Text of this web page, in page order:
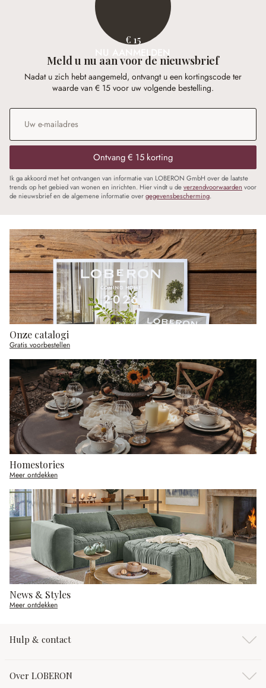
€ 15
NU AANMELDEN
Meld u nu aan voor de nieuwsbrief
Nadat u zich hebt aangemeld, ontvangt u een kortingscode ter
waarde van € 15 voor uw volgende bestelling.
E-mailadres
Ontvang € 15 korting
Ik ga akkoord met het ontvangen van informatie van LOBERON GmbH over de laatste
trends op het gebied van wonen en inrichten. Hier vindt u deverzendvoorwaarden voor
de nieuwsbrief en de algemene informatie overgegevensbescherming.
Onze catalogi
Gratis voorbestellen
Homestories
Meer ontdekken
News & Styles
Meer ontdekken
Hulp & contact
Over LOBERON